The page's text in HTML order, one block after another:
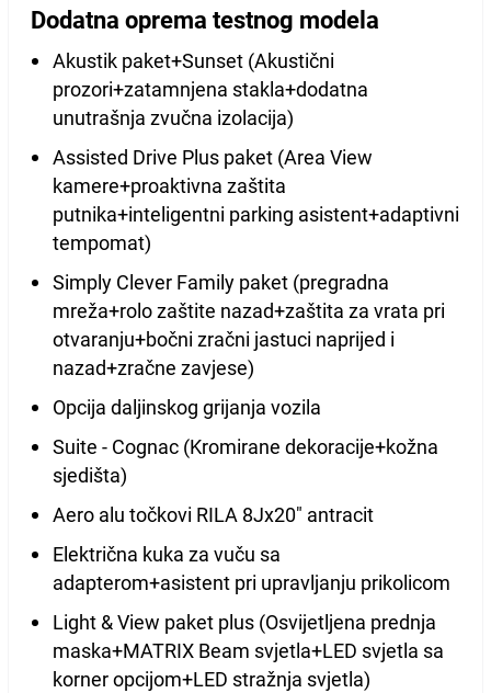
Dodatna oprema testnog modela
Akustik paket+Sunset (Akustični
prozori+zatamnjena stakla+dodatna
unutrašnja zvučna izolacija)
Assisted Drive Plus paket (Area View
kamere+proaktivna zaštita
putnika+inteligentni parking asistent+adaptivni
tempomat)
Simply Clever Family paket (pregradna
mreža+rolo zaštite nazad+zaštita za vrata pri
otvaranju+bočni zračni jastuci naprijed i
nazad+zračne zavjese)
Opcija daljinskog grijanja vozila
Suite - Cognac (Kromirane dekoracije+kožna
sjedišta)
Aero alu točkovi RILA 8Jx20" antracit
Električna kuka za vuču sa
adapterom+asistent pri upravljanju prikolicom
Light & View paket plus (Osvijetljena prednja
maska+MATRIX Beam svjetla+LED svjetla sa
korner opcijom+LED stražnja svjetla)